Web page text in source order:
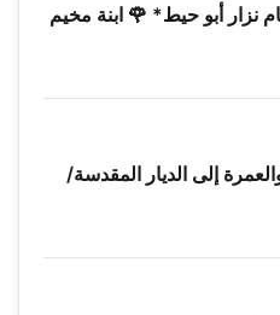
أبو حيط* 🌹 ابنة مخيم
إلى الديار المقدسة/